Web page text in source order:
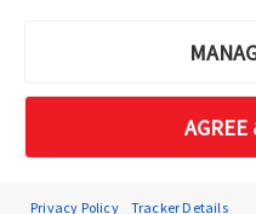
AGREE
Privacy Policy Tracker Details